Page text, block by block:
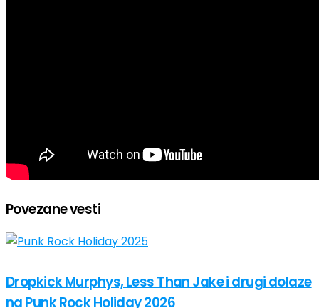
Povezane vesti
Dropkick Murphys, Less Than Jake i drugi dolaze
na Punk Rock Holiday 2026